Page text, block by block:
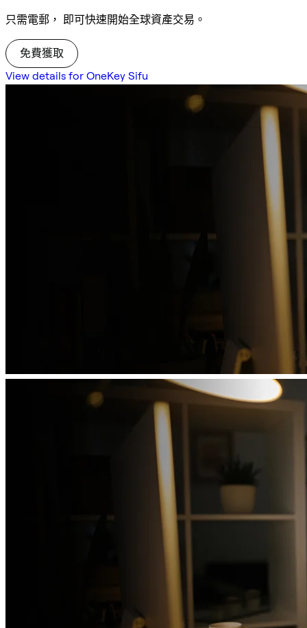
只需電郵， 即可快速開始全球資產交易。
免費獲取
View details for OneKey Sifu